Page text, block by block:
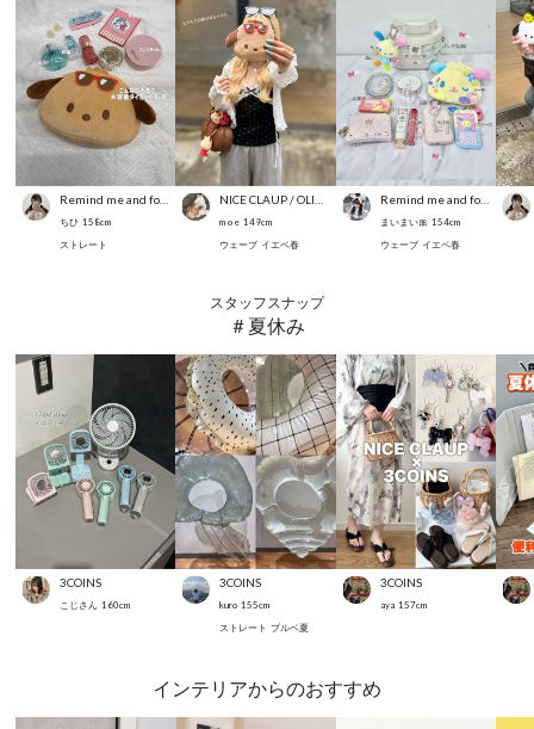
ちひ 158cm
ストレート
m o e 149cm
ウェーブ イエベ春
Remind me and forever
まいまい🎀 154cm
ウェーブ イエベ春
スタッフスナップ
＃夏休み
3COINS
こじさん 160cm
3COINS
kuro 155cm
ストレート ブルベ夏
3COINS
aya 157cm
インテリアからのおすすめ